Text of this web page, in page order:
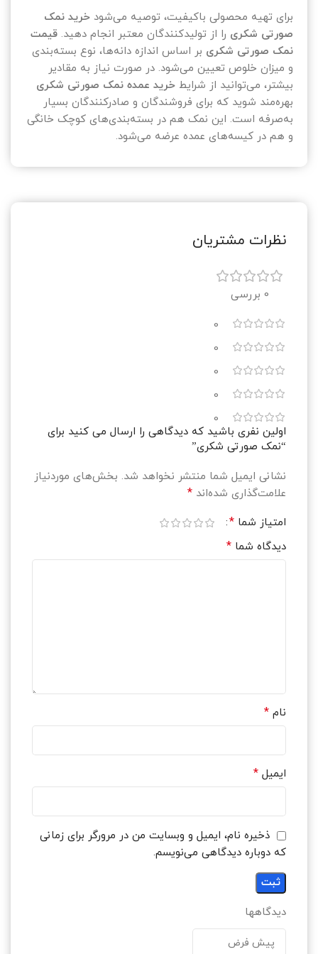
برای تهیه محصولی باکیفیت، توصیه می‌شود خرید نمک
صورتی شکری را از تولیدکنندگان معتبر انجام دهید. قیمت
نمک صورتی شکری بر اساس اندازه دانه‌ها، نوع بسته‌بندی
و میزان خلوص تعیین می‌شود. در صورت نیاز به مقادیر
بیشتر، می‌توانید از شرایط خرید عمده نمک صورتی شکری
بهره‌مند شوید که برای فروشندگان و صادرکنندگان بسیار
به‌صرفه است. این نمک هم در بسته‌بندی‌های کوچک خانگی
و هم در کیسه‌های عمده عرضه می‌شود.
نظرات مشتریان
0 بررسی
0
0
0
0
0
دیدگاهها
اولین نفری باشید که دیدگاهی را ارسال می کنید برای
“نمک صورتی شکری”
نشانی ایمیل شما منتشر نخواهد شد. بخش‌های موردنیاز
علامت‌گذاری شده‌اند *
امتیاز شما *
دیدگاه شما *
نام *
ایمیل *
ذخیره نام، ایمیل و وبسایت من در مرورگر برای زمانی
که دوباره دیدگاهی می‌نویسم.